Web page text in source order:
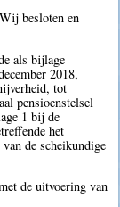
besloten en
als bijlage
2018,
tot
pensioenstelsel
1 bij de
het
de scheikundige
de uitvoering van